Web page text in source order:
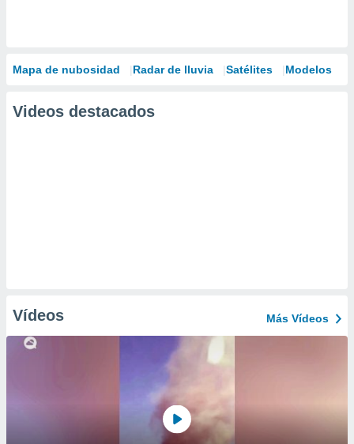
Mapa de nubosidad Radar de lluvia Satélites Modelos
Videos destacados
Vídeos Más Vídeos